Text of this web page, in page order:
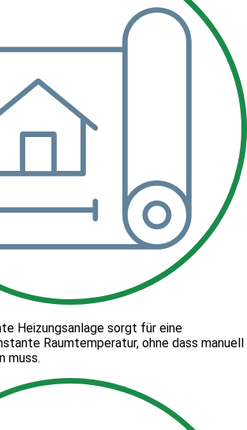
Heizungsanlage sorgt für eine
Raumtemperatur, ohne dass manuell
muss.